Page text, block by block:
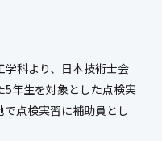
所一覧
科より、日本技術士会
5年生を対象とした点検実
点検実習に補助員とし